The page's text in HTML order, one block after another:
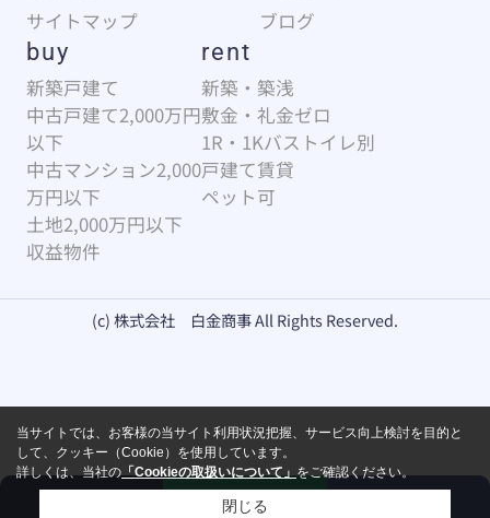
サイトマップ
ブログ
buy
新築戸建て
中古戸建て2,000万円
以下
中古マンション2,000
万円以下
土地2,000万円以下
収益物件
rent
新築・築浅
敷金・礼金ゼロ
1R・1Kバストイレ別
戸建て賃貸
ペット可
(c) 株式会社 白金商事 All Rights Reserved.
お問い合わせ
当サイトでは、お客様の当サイト利用状況把握、サービス向上検討を目的と
して、クッキー（Cookie）を使用しています。
詳しくは、当社の「Cookieの取扱いについて」をご確認ください。
閉じる